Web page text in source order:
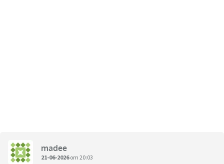
madee
21-06-2026om 20:03